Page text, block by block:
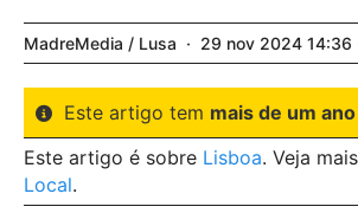
MadreMedia / Lusa 29 nov 2024 14:36
Este artigo tem mais de um ano
Este artigo é sobre Lisboa. Veja
Local.